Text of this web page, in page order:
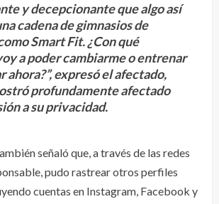
y decepcionante que algo así
cadena de gimnasios de
Smart Fit. ¿Con qué
a poder cambiarme o entrenar
ahora?”, expresó el afectado,
profundamente afectado
a su privacidad.
señaló que, a través de las redes
pudo rastrear otros perfiles
cuentas en Instagram, Facebook y